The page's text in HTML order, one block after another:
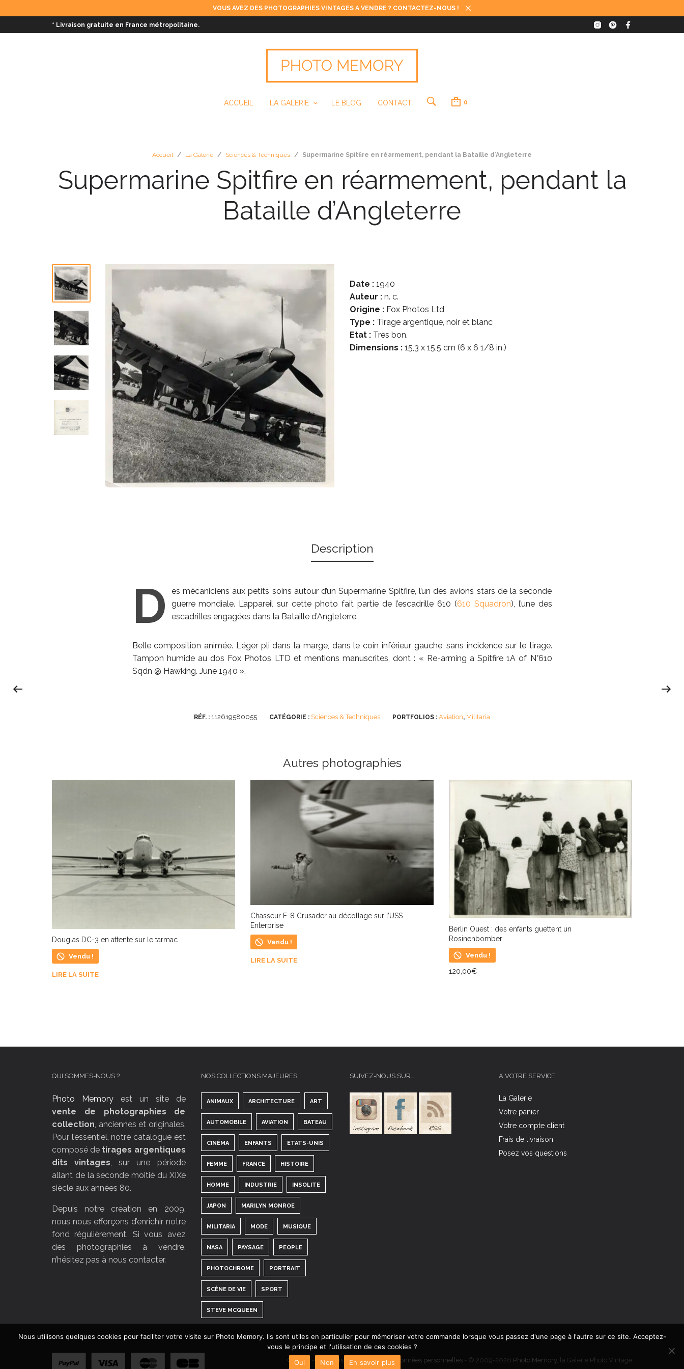
VOUS AVEZ DES PHOTOGRAPHIES VINTAGES A VENDRE ? CONTACTEZ-NOUS !
* Livraison gratuite en France métropolitaine.
ACCUEIL LA GALERIE LE BLOG CONTACT 0
Accueil / La Galerie / Sciences & Techniques / Supermarine Spitfire en réarmement, pendant la Bataille d’Angleterre
Supermarine Spitfire en réarmement, pendant la
Bataille d’Angleterre
Date : 1940
Auteur : n. c.
Origine : Fox Photos Ltd
Type : Tirage argentique, noir et blanc
Etat : Très bon.
Dimensions : 15,3 x 15,5 cm (6 x 6 1/8 in.)
Description
D
es mécaniciens aux petits soins autour d’un Supermarine Spitfire, l’un des avions stars de la seconde
guerre mondiale. L’appareil sur cette photo fait partie de l’escadrille 610 (610 Squadron), l’une des
escadrilles engagées dans la Bataille d’Angleterre.
Belle composition animée. Léger pli dans la marge, dans le coin inférieur gauche, sans incidence sur le tirage.
Tampon humide au dos Fox Photos LTD et mentions manuscrites, dont : « Re-arming a Spitfire 1A of N°610
Sqdn @ Hawking. June 1940 ».
RÉF. : 112619580055 CATÉGORIE : Sciences & Techniques PORTFOLIOS : Aviation, Militaria
Autres photographies
Douglas DC-3 en attente sur le tarmac
Vendu !
LIRE LA SUITE
Chasseur F-8 Crusader au décollage sur l’USS
Enterprise
Vendu !
LIRE LA SUITE
Berlin Ouest : des enfants guettent un
Rosinenbomber
Vendu !
120,00€
QUI SOMMES-NOUS ?
Photo Memoryest un site de
vente de photographies de
collection , anciennes et originales.
Pour l’essentiel, notre catalogue est
composé de tirages argentiques
dits vintages , sur une période
allant de la seconde moitié du XIXe
siècle aux années 80.
Depuis notre création en 2009,
nous nous efforçons d’enrichir notre
fond régulièrement. Si vous avez
des photographies à vendre,
n’hésitez pas à nous contacter.
NOS COLLECTIONS MAJEURES
ANIMAUX ARCHITECTURE ART
AUTOMOBILE AVIATION BATEAU
CINÉMA ENFANTS ETATS-UNIS
FEMME FRANCE HISTOIRE
HOMME INDUSTRIE INSOLITE
JAPON MARILYN MONROE
MILITARIA MODE MUSIQUE
NASA PAYSAGE PEOPLE
PHOTOCHROME PORTRAIT
SCÈNE DE VIE SPORT
STEVE MCQUEEN
SUIVEZ-NOUS SUR… A VOTRE SERVICE
La Galerie
Votre panier
Votre compte client
Frais de livraison
Posez vos questions
Contact - Mentions légales-C.G.V. - Données personnelles - © 2009-2026 Photo Memory, la Galerie Photo Vintage
Nous utilisons quelques cookies pour faciliter votre visite sur Photo Memory. Ils sont utiles en particulier pour mémoriser votre commande lorsque vous passez d'une page à l'autre sur ce site. Acceptez-
vous le principe et l'utilisation de ces cookies ?
Oui
Non En savoir plus